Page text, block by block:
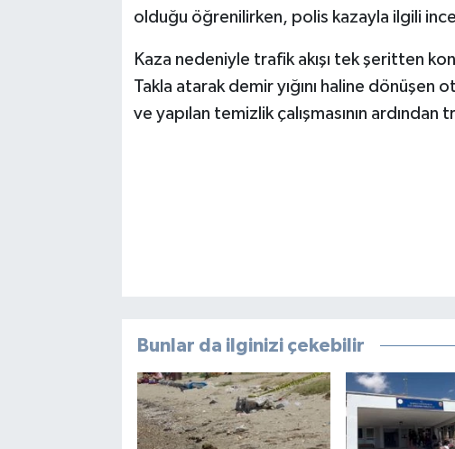
olduğu öğrenilirken, polis kazayla ilgili
Kaza nedeniyle trafik akışı tek şeritten
Takla atarak demir yığını haline dönüşen
ve yapılan temizlik çalışmasının ardından
Bunlar da ilginizi çekebilir